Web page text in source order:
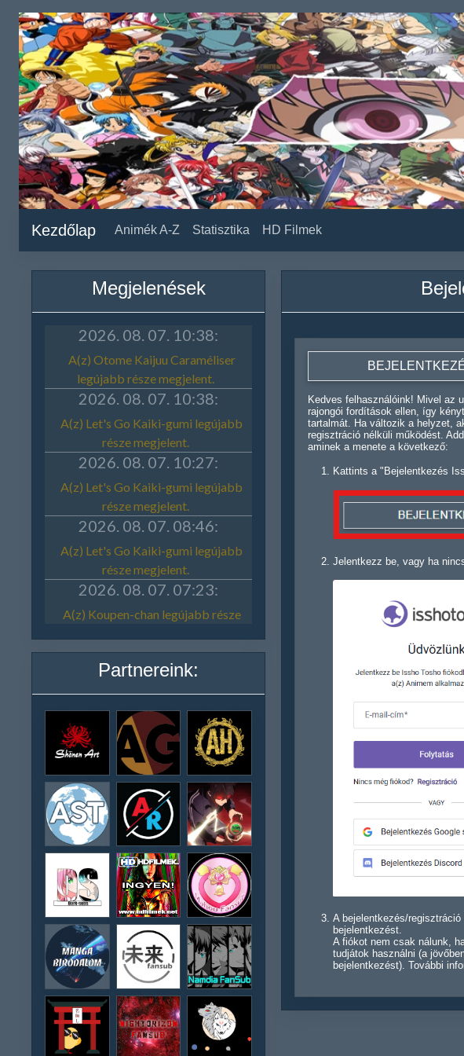
Kezdőlap Animék A-Z Statisztika HD Filmek
Megjelenések
Partnereink:
Kedves felhasználóink! Mivel az
rajongói fordítások ellen, így
tartalmát. Ha változik a helyzet,
regisztráció nélküli működést.
aminek a menete a következő:
Kattints a "Bejelentkezés
Jelentkezz be, vagy ha
A bejelentkezés/
bejelentkezést.
A fiókot nem csak nálunk,
tudjátok használni (a
bejelentkezést). További